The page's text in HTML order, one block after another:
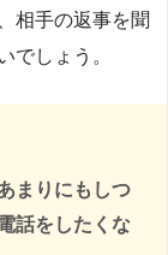
相手の返事を聞
でしょう。
まりにもしつ
話をしたくな